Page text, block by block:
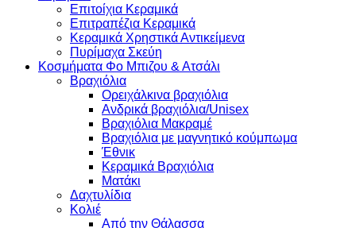
Επιτοίχια Κεραμικά
Επιτραπέζια Κεραμικά
Κεραμικά Χρηστικά Αντικείμενα
Πυρίμαχα Σκεύη
Κοσμήματα Φο Μπιζου & Ατσάλι
Βραχιόλια
Oρειχάλκινα βραχιόλια
Ανδρικά βραχιόλια/Unisex
Βραχιόλια Μακραμέ
Βραχιόλια με μαγνητικό κούμπωμα
Έθνικ
Κεραμικά Βραχιόλια
Ματάκι
Δαχτυλίδια
Κολιέ
Από την Θάλασσα